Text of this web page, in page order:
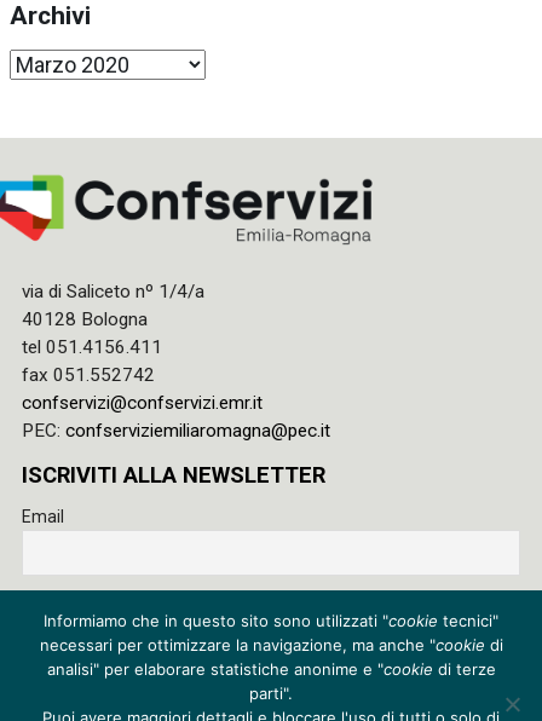
Archivi
Archivi
via di Saliceto nº 1/4/a
40128 Bologna
tel 051.4156.411
fax 051.552742
confservizi@confservizi.emr.it
PEC: confserviziemiliaromagna@pec.it
ISCRIVITI ALLA NEWSLETTER
Email
al trattamento dei miei dati
Privacy policy
Cookie policy
Informiamo che in questo sito sono utilizzati "cookie tecnici"
necessari per ottimizzare la navigazione, ma anche "cookie di
analisi" per elaborare statistiche anonime e "cookie di terze
parti".